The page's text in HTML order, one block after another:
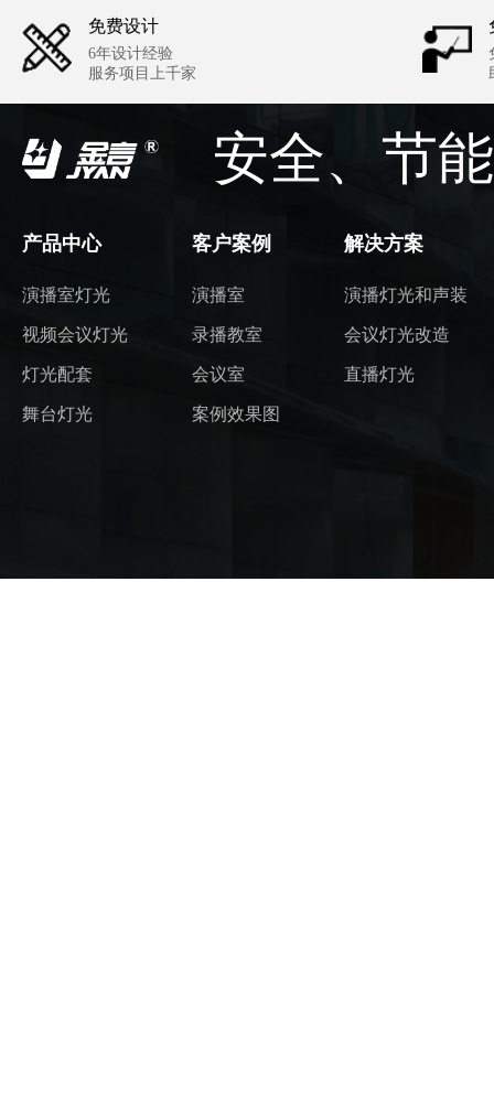
免费设计
6年设计经验
服务项目上千家
安全、节
产品中心
演播室灯光
视频会议灯光
灯光配套
舞台灯光
客户案例
演播室
录播教室
会议室
案例效果图
解决方案
演播灯光和声装
会议灯光改造
直播灯光